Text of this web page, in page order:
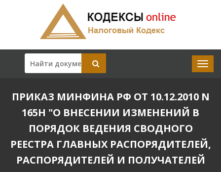
ПРИКАЗ МИНФИНА РФ ОТ 10.12.2010 N
165Н "О ВНЕСЕНИИ ИЗМЕНЕНИЙ В
ПОРЯДОК ВЕДЕНИЯ СВОДНОГО
РЕЕСТРА ГЛАВНЫХ РАСПОРЯДИТЕЛЕЙ,
РАСПОРЯДИТЕЛЕЙ И ПОЛУЧАТЕЛЕЙ